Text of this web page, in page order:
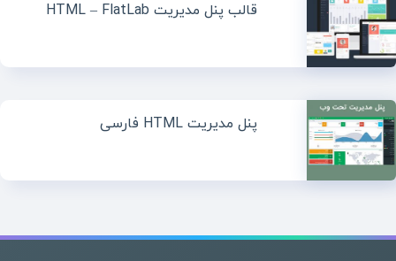
قالب پنل مدیریت HTML – FlatLab
پنل مدیریت HTML فارسی